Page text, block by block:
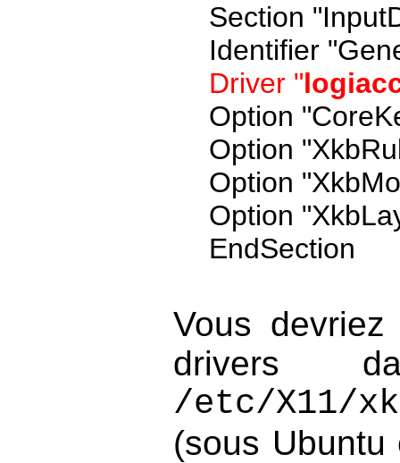
Section
Identifier
Driver "
Option
Option
Option
Option
EndSection
Vous
drivers
/etc/X11/
(sous